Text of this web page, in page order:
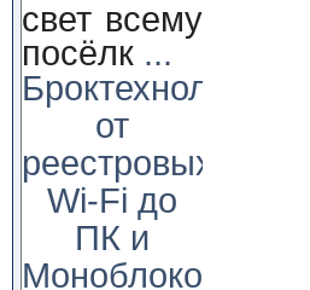
свет всему
посёлк ...
Броктехнолоджи:
от
реестровых
Wi-Fi до
ПК и
Моноблоков!